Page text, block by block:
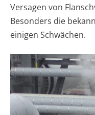
Versagen von
Besonders die
einigen Schwächen.